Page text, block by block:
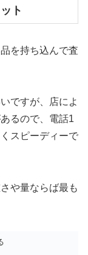
ト
を持ち込んで査
ですが、店によ
るので、電話1
スピーディーで
や量ならば最も